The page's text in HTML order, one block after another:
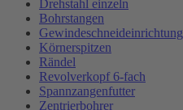
Drehstahl einzeln
Bohrstangen
Gewindeschneideinrichtung
Körnerspitzen
Rändel
Revolverkopf 6-fach
Spannzangenfutter
Zentrierbohrer